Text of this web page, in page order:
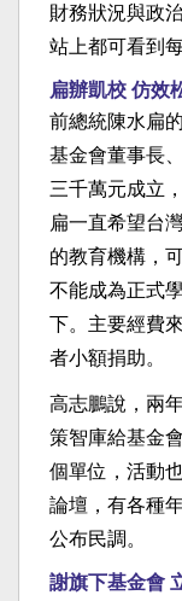
財務狀況與政
站上都可看到
扁辦凱校 仿效
前總統陳水扁
基金會董事長
三千萬元成立
扁一直希望台
的教育機構，
不能成為正式
下。主要經費
者小額捐助。
高志鵬說，兩
策智庫給基金
個單位，活動
論壇，有各種
公布民調。
謝旗下基金會